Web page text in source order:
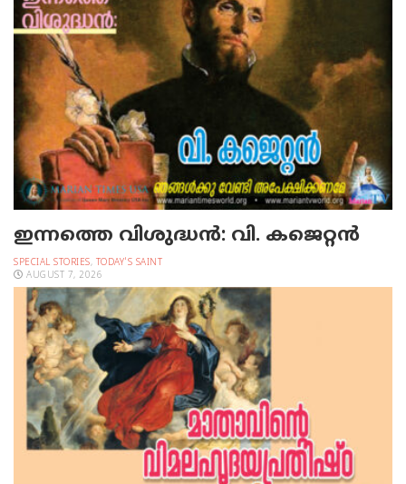
ഇന്നത്തെ വിശുദ്ധന്‍: വി. കജെറ്റന്‍
SPECIAL STORIES, TODAY'S SAINT
AUGUST 7, 2026